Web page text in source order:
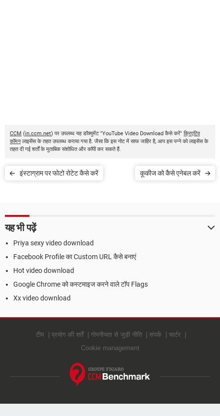
CCM (in.ccm.net) पर उपलब्ध यह डॉक्युमेंट "YouTube Video Download कैसे करें" क्रिएटिव
कॉमनलाइसेंस के तहत उपलब्ध कराया गया है. जैसा कि इस नोट में साफ जाहिर है, आप इस पन्ने को लाइसेंस के
तहत दी गई शर्तों के मुताबिक संशोधित और कॉपी कर सकते हैं.
इंस्टाग्राम पर फोटो रोटेट कैसे करें कूकीज को कैसे एनेबल करें
यह भी पढ़ें
Priya sexy video download
Facebook Profile का Custom URL कैसे बनाएं
Hot video download
Google Chrome को कस्टमाइज करने वाले टॉप Flags
Xx video download
टीम प्रयोग की शर्तें गोपनीयता से जुड़ी नीति संपर्क
चार्टर
Cookie management